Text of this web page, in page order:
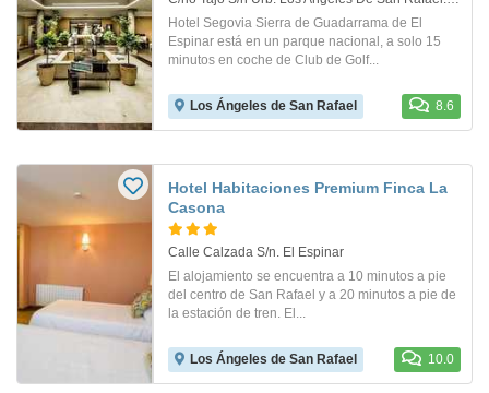
Hotel Segovia Sierra de Guadarrama de El
Espinar está en un parque nacional, a solo 15
minutos en coche de Club de Golf...
Los Ángeles de San Rafael 8.6
Hotel Habitaciones Premium Finca La
Casona
Calle Calzada S/n. El Espinar
El alojamiento se encuentra a 10 minutos a pie
del centro de San Rafael y a 20 minutos a pie de
la estación de tren. El...
Los Ángeles de San Rafael 10.0